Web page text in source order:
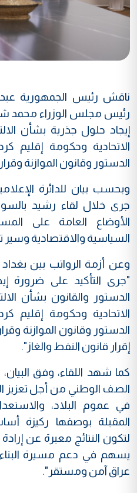
ناقش رئيس الجمهورية
رئيس مجلس الوزراء محمد
إيجاد حلول جذرية بشأن
الاتحادية وحكومة
الدستور وقانون الموازنة
وبحسب بيان للدائرة
جرى خلال لقاء رشيد
الأوضاع العامة على
السياسية والاقتصادية وسير
وعن أزمة الرواتب بين بغداد
"جرى التأكيد على ضرورة
الدستور والقانون بشأن
الاتحادية وحكومة
الدستور وقانون الموازنة
إقرار قانون النفط والغاز".
كما شهد اللقاء، وفق
الصف الوطني من أجل تعزيز
في عموم البلاد، والاستعداد
المقبلة بوصفها ركيزة
لتكون النتائج معبرة عن
يسهم في دعم مسيرة البناء
عراق آمن ومستقر".